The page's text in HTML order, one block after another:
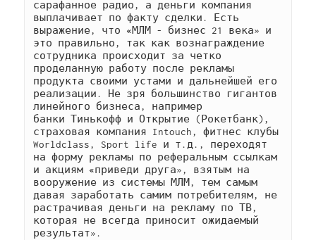
сарафанное радио, а деньги компания
выплачивает по факту сделки. Есть
выражение, что «МЛМ - бизнес 21 века» и
это правильно, так как вознаграждение
сотрудника происходит за четко
проделанную работу после рекламы
продукта своими устами и дальнейшей его
реализации. Не зря большинство гигантов
линейного бизнеса, например
банки Тинькофф и Открытие (Рокетбанк),
страховая компания Intouch, фитнес клубы
Worldclass, Sport life и т.д., переходят
на форму рекламы по реферальным ссылкам
и акциям «приведи друга», взятым на
вооружение из системы МЛМ, тем самым
давая заработать самим потребителям, не
растрачивая деньги на рекламу по ТВ,
которая не всегда приносит ожидаемый
результат».